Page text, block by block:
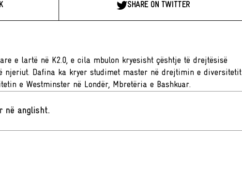
SHARE ON TWITTER
e lartë në K2.0, e cila mbulon kryesisht çështje të drejtësisë
njeriut. Dafina ka kryer studimet master në drejtimin e diversitetit
e Westminster në Londër, Mbretëria e Bashkuar.
në anglisht.